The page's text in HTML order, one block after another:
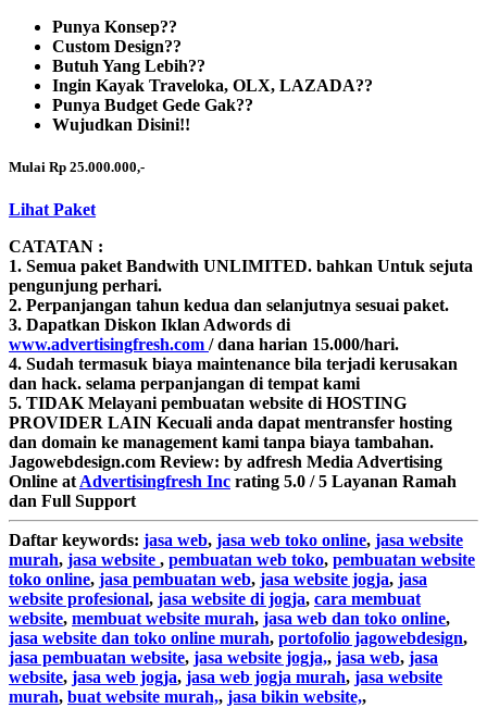
Punya Konsep??
Custom Design??
Butuh Yang Lebih??
Ingin Kayak Traveloka, OLX, LAZADA??
Punya Budget Gede Gak??
Wujudkan Disini!!
Mulai Rp 25.000.000,-
Lihat Paket
CATATAN :
1. Semua paket Bandwith UNLIMITED. bahkan Untuk sejuta
pengunjung perhari.
2. Perpanjangan tahun kedua dan selanjutnya sesuai paket.
3. Dapatkan Diskon Iklan Adwords di
www.advertisingfresh.com / dana harian 15.000/hari.
4. Sudah termasuk biaya maintenance bila terjadi kerusakan
dan hack. selama perpanjangan di tempat kami
5. TIDAK Melayani pembuatan website di HOSTING
PROVIDER LAIN Kecuali anda dapat mentransfer hosting
dan domain ke management kami tanpa biaya tambahan.
Jagowebdesign.com Review: by adfresh Media Advertising
Online at Advertisingfresh Inc rating 5.0 /5 Layanan Ramah
dan Full Support
Daftar keywords: jasa web, jasa web toko online, jasa website
murah, jasa website , pembuatan web toko, pembuatan website
toko online, jasa pembuatan web, jasa website jogja, jasa
website profesional, jasa website di jogja, cara membuat
website, membuat website murah, jasa web dan toko online,
jasa website dan toko online murah, portofolio jagowebdesign,
jasa pembuatan website, jasa website jogja,, jasa web, jasa
website, jasa web jogja, jasa web jogja murah, jasa website
murah, buat website murah,, jasa bikin website,,